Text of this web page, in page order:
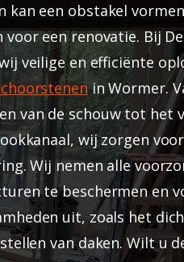
kan een obstakel
voor een renovatie. Bij
veilige en efficiënte
in Wormer.
van de schouw tot het
wij zorgen
Wij nemen alle
te beschermen en
uit, zoals het
van daken. Wilt u